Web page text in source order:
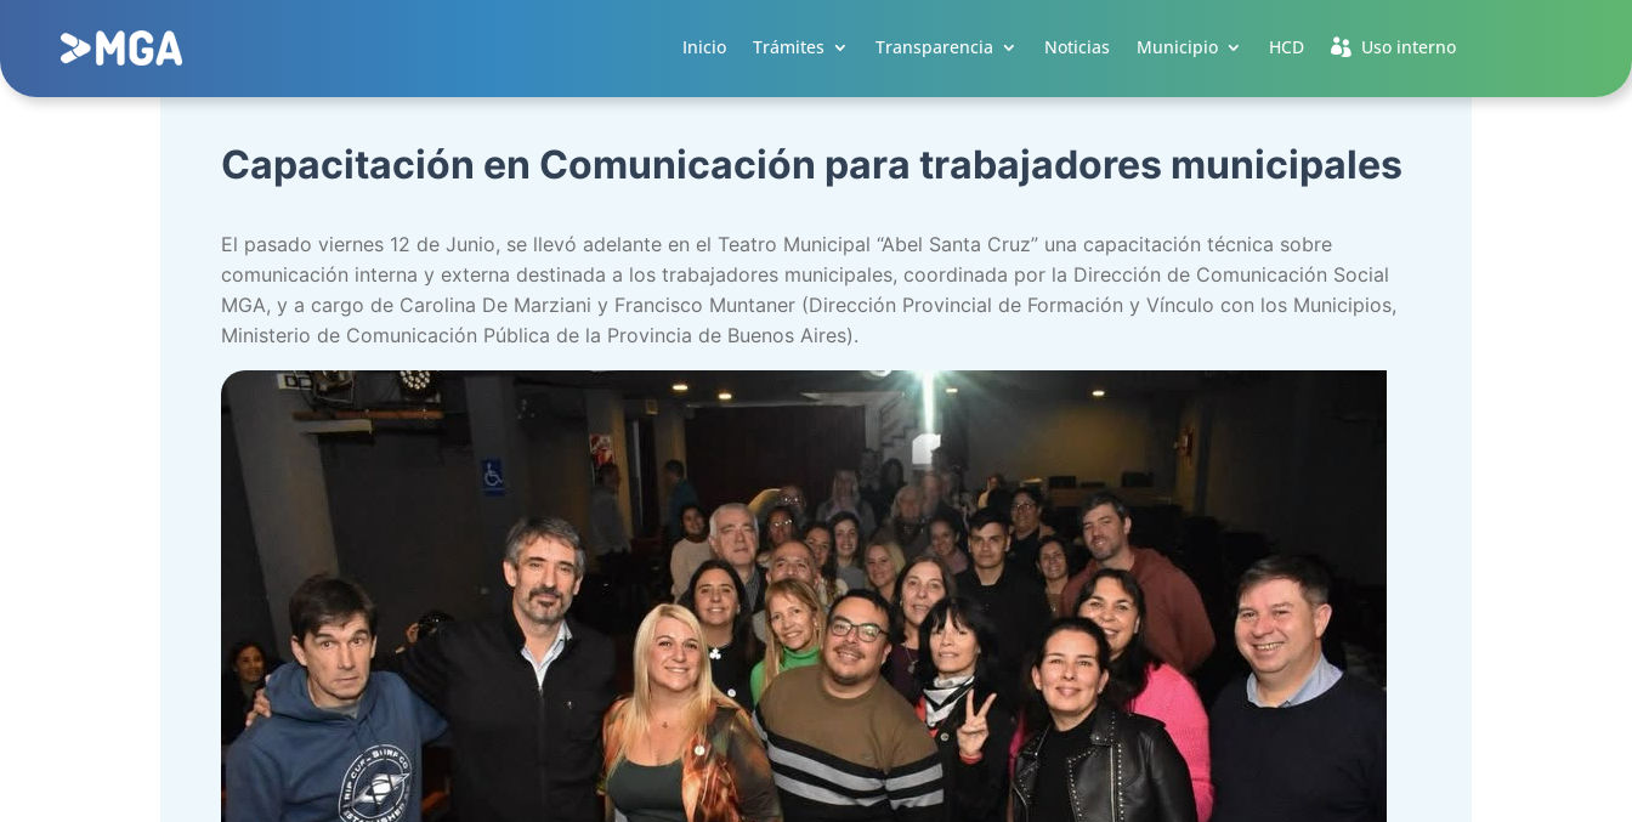
Inicio Trámites Transparencia Noticias Municipio HCD Uso interno
Capacitación en Comunicación para trabajadores municipales
El pasado viernes 12 de Junio, se llevó adelante en el Teatro Municipal “Abel Santa Cruz” una capacitación técnica sobre
comunicación interna y externa destinada a los trabajadores municipales, coordinada por la Dirección de Comunicación Social
MGA, y a cargo de Carolina De Marziani y Francisco Muntaner (Dirección Provincial de Formación y Vínculo con los Municipios,
Ministerio de Comunicación Pública de la Provincia de Buenos Aires).